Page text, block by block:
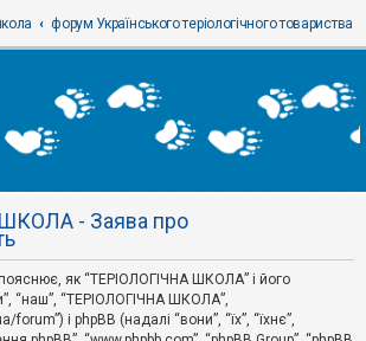
форум Українського теріологічного товариства
- Заява про
як “ТЕРІОЛОГІЧНА ШКОЛА” і його
“наш”, “ТЕРІОЛОГІЧНА ШКОЛА”,
і phpBB (надалі “вони”, “їх”, “їхнє”,